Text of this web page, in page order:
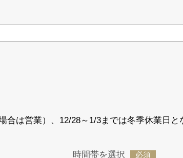
合は営業）、12/28～1/3までは冬季休業日と
時間帯を選択 必須